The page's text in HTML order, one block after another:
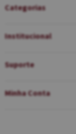
Categorias
Institucional
Suporte
Minha Conta